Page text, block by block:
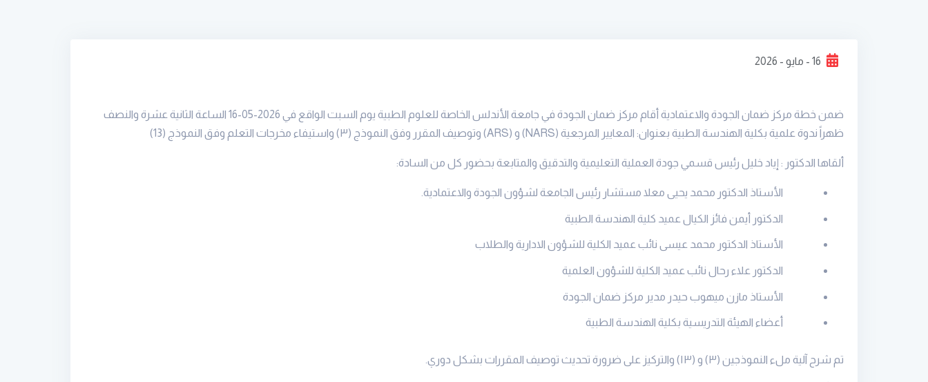
16 - مايو - 2026
ضمن خطة مركز ضمان الجودة والاعتمادية أقام مركز ضمان الجودة في جامعة الأندلس الخاصة للعلوم الطبية يوم السبت الواقع في 2026-05-16 الساعة الثانية عشرة والنصف
ظهراً ندوة علمية بكلية الهندسة الطبية بعنوان: المعايير المرجعية (NARS) و (ARS) وتوصيف المقرر وفق النموذج (۳) واستيفاء مخرجات التعلم وفق النموذج (13)
ألقاها الدكتور : إياد خليل رئيس قسمي جودة العملية التعليمية والتدقيق والمتابعة بحضور كل من السادة:
الأستاذ الدكتور محمد يحيى معلا مستشار رئيس الجامعة لشؤون الجودة والاعتمادية
الدكتور أيمن فائز الكيال عميد كلية الهندسة الطبية
الأستاذ الدكتور محمد عيسى نائب عميد الكلية للشؤون الادارية والطلاب
الدكتور علاء رحال نائب عميد الكلية للشؤون العلمية
الأستاذ مازن ميهوب حیدر مدیر مركز ضمان الجودة
أعضاء الهيئة التدريسية بكلية الهندسة الطبية
تم شرح آلية ملء النموذجين (۳) و (۱۳) والتركيز على ضرورة تحديث توصيف المقررات بشكل دوري